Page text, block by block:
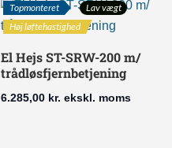
Topmonteret
Lav vægt
Høj løftehastighed
El Hejs ST-SRW-200 m/
trådløsfjernbetjening
6.285,00 kr. ekskl. moms